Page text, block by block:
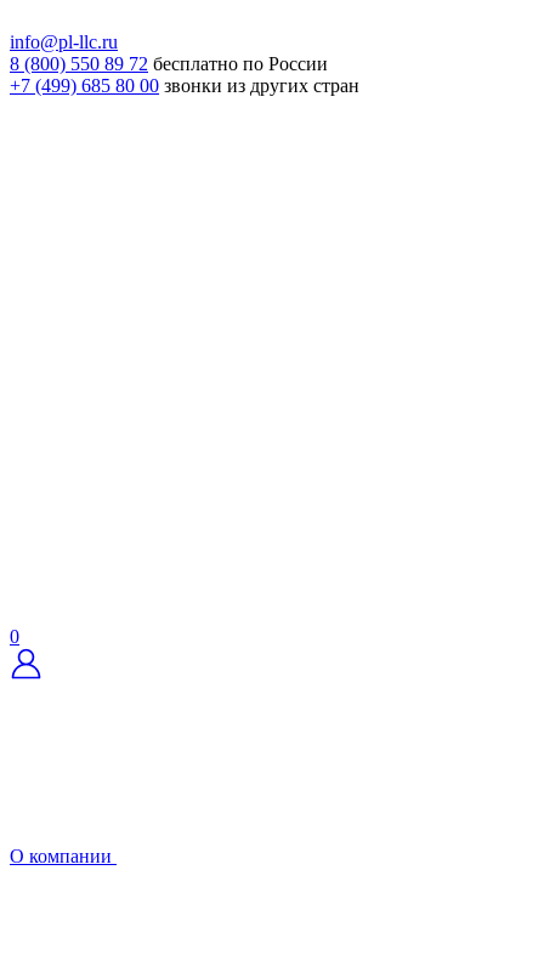
info@pl-llc.ru
8 (800) 550 89 72 бесплатно по России
+7 (499) 685 80 00 звонки из других стран
0
О компании